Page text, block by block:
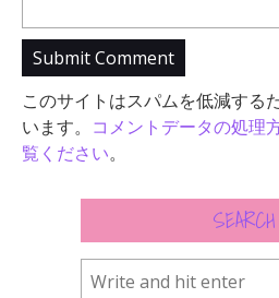
このサイトはスパムを低減する
います。 コメントデータの処理
覧ください。
SEARCH